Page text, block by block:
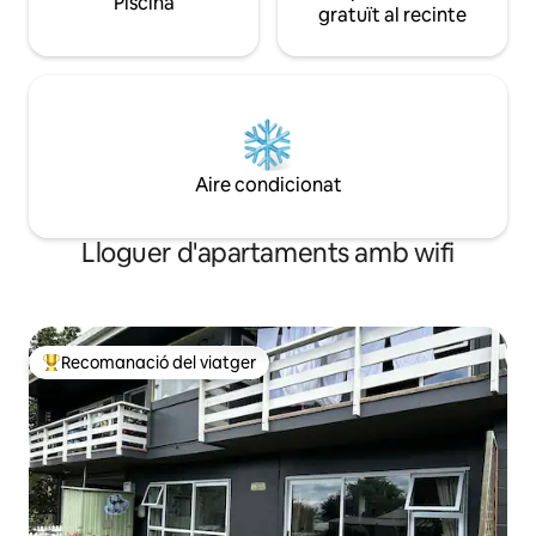
gratuït al recinte
Aire condicionat
Lloguer d'apartaments amb wifi
Principals recomanacions dels viatgers
Recomanació del viatger